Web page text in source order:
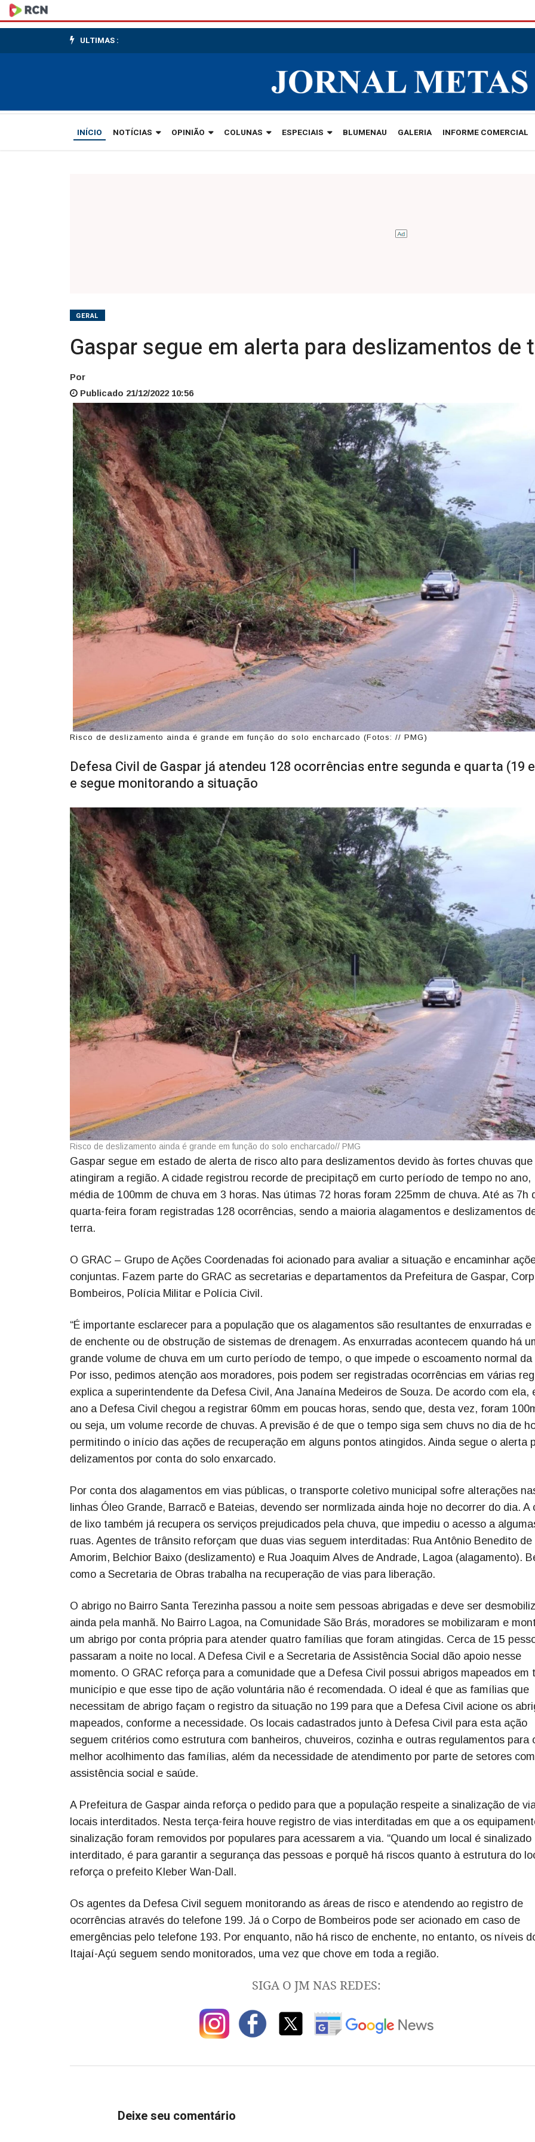
Gaspar
segue
em
para
deslizamentos
ULTIMAS :
INÍCIO NOTÍCIAS OPINIÃO COLUNAS ESPECIAIS BLUMENAU GALERIA INFORME COMERCIAL
GERAL
Gaspar segue em alerta para deslizamentos de
Por
Publicado 21/12/2022 10:56
Risco de deslizamento ainda é grande em função do solo encharcado (Fotos: // PMG)
Defesa Civil de Gaspar já atendeu 128 ocorrências entre segunda e quarta (19
e segue monitorando a situação
Risco de deslizamento ainda é grande em função do solo encharcado// PMG
Gaspar segue em estado de alerta de risco alto para deslizamentos devido às fortes chuvas que
atingiram a região. A cidade registrou recorde de precipitaçõ em curto período de tempo no ano,
média de 100mm de chuva em 3 horas. Nas útimas 72 horas foram 225mm de chuva. Até as 7h
quarta-feira foram registradas 128 ocorrências, sendo a maioria alagamentos e deslizamentos
terra.
O GRAC – Grupo de Ações Coordenadas foi acionado para avaliar a situação e encaminhar
conjuntas. Fazem parte do GRAC as secretarias e departamentos da Prefeitura de Gaspar,
Bombeiros, Polícia Militar e Polícia Civil.
“É importante esclarecer para a população que os alagamentos são resultantes de enxurradas e
de enchente ou de obstrução de sistemas de drenagem. As enxurradas acontecem quando há
grande volume de chuva em um curto período de tempo, o que impede o escoamento normal da
Por isso, pedimos atenção aos moradores, pois podem ser registradas ocorrências em várias
explica a superintendente da Defesa Civil, Ana Janaína Medeiros de Souza. De acordo com ela,
ano a Defesa Civil chegou a registrar 60mm em poucas horas, sendo que, desta vez, foram
ou seja, um volume recorde de chuvas. A previsão é de que o tempo siga sem chuvs no dia de
permitindo o início das ações de recuperação em alguns pontos atingidos. Ainda segue o alerta
delizamentos por conta do solo enxarcado.
Por conta dos alagamentos em vias públicas, o transporte coletivo municipal sofre alterações
linhas Óleo Grande, Barracõ e Bateias, devendo ser normlizada ainda hoje no decorrer do dia. A
de lixo também já recupera os serviços prejudicados pela chuva, que impediu o acesso a
ruas. Agentes de trânsito reforçam que duas vias seguem interditadas: Rua Antônio Benedito de
Amorim, Belchior Baixo (deslizamento) e Rua Joaquim Alves de Andrade, Lagoa (alagamento).
como a Secretaria de Obras trabalha na recuperação de vias para liberação.
O abrigo no Bairro Santa Terezinha passou a noite sem pessoas abrigadas e deve ser
ainda pela manhã. No Bairro Lagoa, na Comunidade São Brás, moradores se mobilizaram e
um abrigo por conta própria para atender quatro famílias que foram atingidas. Cerca de 15
passaram a noite no local. A Defesa Civil e a Secretaria de Assistência Social dão apoio nesse
momento. O GRAC reforça para a comunidade que a Defesa Civil possui abrigos mapeados em
município e que esse tipo de ação voluntária não é recomendada. O ideal é que as famílias que
necessitam de abrigo façam o registro da situação no 199 para que a Defesa Civil acione os
mapeados, conforme a necessidade. Os locais cadastrados junto à Defesa Civil para esta ação
seguem critérios como estrutura com banheiros, chuveiros, cozinha e outras regulamentos para
melhor acolhimento das famílias, além da necessidade de atendimento por parte de setores
assistência social e saúde.
A Prefeitura de Gaspar ainda reforça o pedido para que a população respeite a sinalização de
locais interditados. Nesta terça-feira houve registro de vias interditadas em que a os
sinalização foram removidos por populares para acessarem a via. “Quando um local é sinalizado
interditado, é para garantir a segurança das pessoas e porquê há riscos quanto à estrutura do
reforça o prefeito Kleber Wan-Dall.
Os agentes da Defesa Civil seguem monitorando as áreas de risco e atendendo ao registro de
ocorrências através do telefone 199. Já o Corpo de Bombeiros pode ser acionado em caso de
emergências pelo telefone 193. Por enquanto, não há risco de enchente, no entanto, os níveis
Itajaí-Açú seguem sendo monitorados, uma vez que chove em toda a região.
SIGA O JM NAS REDES:
Deixe seu comentário